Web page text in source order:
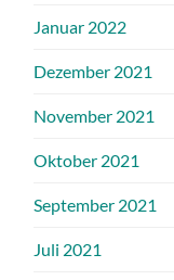
Januar 2022
Dezember 2021
November 2021
Oktober 2021
September 2021
Juli 2021